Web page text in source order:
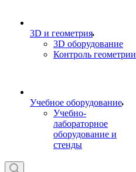
3D и геометрия
3D оборудование
Контроль геометрии
Учебное оборудование
Учебно-
лабораторное
оборудование и
стенды